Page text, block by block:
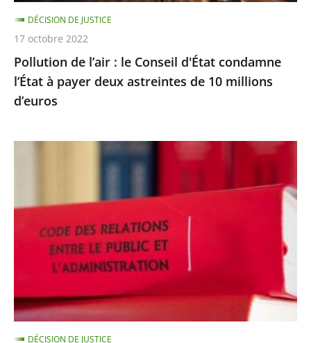
à
payer
deux
astreintes
de
10
d’euros
Pollution de l’air : le Conseil d'État condamne
l’État à payer deux astreintes de 10 millions
d’euros
DÉCISION DE JUSTICE
17 octobre 2022
d’une
fondation
d’entreprise
n’ayant
aucune
subvention
DÉCISION DE JUSTICE